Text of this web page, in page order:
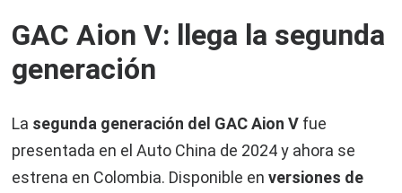
GAC Aion V: llega la segunda
generación
La segunda generación del GAC Aion V fue
presentada en el Auto China de 2024 y ahora se
estrena en Colombia. Disponible enversiones de